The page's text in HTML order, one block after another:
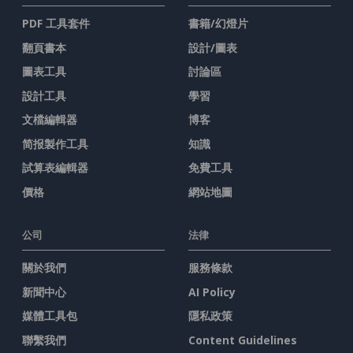
PDF 工具套件
翻頁書本
圖表工具
設計工具
文檔編輯器
简报製作工具
試算表編輯器
價格
書籍/幻燈片
設計/圖表
討論區
學習
博客
知識
免費工具
網站地圖
公司
關於我們
新聞中心
媒體工具包
聯繫我們
法律
服務條款
AI Policy
隱私政策
Content Guidelines